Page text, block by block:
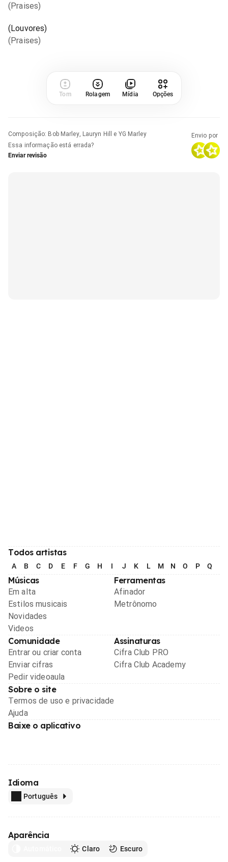
(Praises)
(Louvores)
(Praises)
Tom Rolagem Mídia Opções
Composição: Bob Marley, Lauryn Hill e YG Marley
Essa informação está errada?
Enviar revisão
Envio por
Todos artistas
A B C D E F G H I J K L M N O P Q
Músicas
Em alta
Estilos musicais
Novidades
Videos
Ferramentas
Afinador
Metrônomo
Comunidade
Entrar ou criar conta
Enviar cifras
Pedir videoaula
Assinaturas
Cifra Club PRO
Cifra Club Academy
Sobre o site
Termos de uso e privacidade
Ajuda
Baixe o aplicativo
Idioma
Português
Aparência
Claro Escuro